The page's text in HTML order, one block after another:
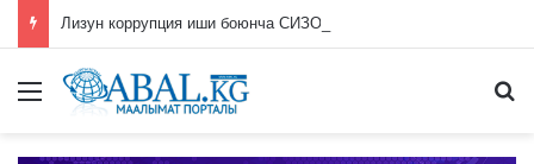
Лизун коррупция иши боюнча СИЗОго камакка алынды
Меню